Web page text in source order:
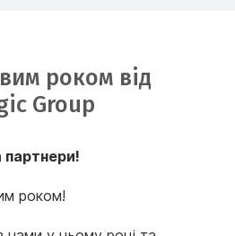
роком від
Group
партнери!
роком!